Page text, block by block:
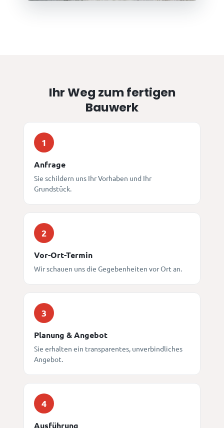
Ihr Weg zum fertigen
Bauwerk
1
Anfrage
Sie schildern uns Ihr Vorhaben und Ihr
Grundstück.
2
Vor-Ort-Termin
Wir schauen uns die Gegebenheiten vor Ort an.
3
Planung & Angebot
Sie erhalten ein transparentes, unverbindliches
Angebot.
4
Ausführung